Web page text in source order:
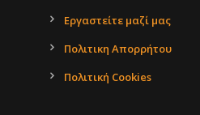
Εργαστείτε μαζί μας
Πολιτικη Απορρήτου
Πολιτική Cookies